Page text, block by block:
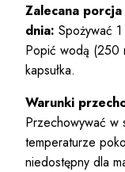
Zalecana
dnia: Spożywać
Popić wodą (250
kapsułka.
Warunki
Przechowywać w
temperaturze
niedostępny dla